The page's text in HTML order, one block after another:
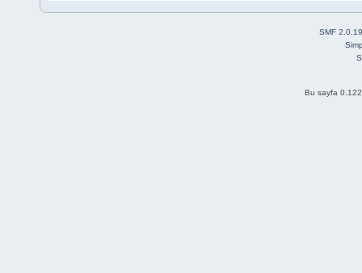
SMF 2.0.19
Bu sayfa